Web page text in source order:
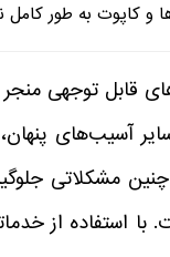
و کاپوت به طور کامل
قابل توجهی منجر
آسیب‌های
مشکلاتی
استفاده از